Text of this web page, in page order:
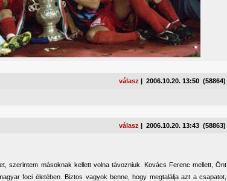
válasz | 2006.10.20. 13:50 (58864)
válasz | 2006.10.20. 13:43 (58863)
szerintem másoknak kellett volna távozniuk. Kovács Ferenc mellett, Önt
foci életében. Biztos vagyok benne, hogy megtalálja azt a csapatot,